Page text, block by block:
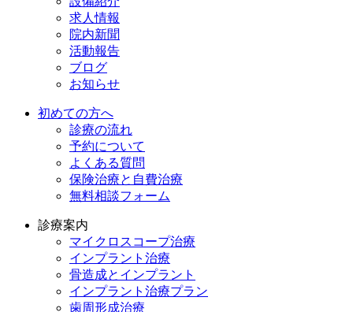
求人情報
院内新聞
活動報告
ブログ
お知らせ
初めての方へ
診療の流れ
予約について
よくある質問
保険治療と自費治療
無料相談フォーム
診療案内
マイクロスコープ治療
インプラント治療
骨造成とインプラント
インプラント治療プラン
歯周形成治療